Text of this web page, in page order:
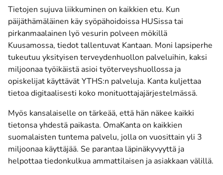
Tietojen sujuva liikkuminen on kaikkien etu. Kun
päijäthämäläinen käy syöpähoidoissa HUSissa tai
pirkanmaalainen lyö vesurin polveen mökillä
Kuusamossa, tiedot tallentuvat Kantaan. Moni lapsiperhe
tukeutuu yksityisen terveydenhuollon palveluihin, kaksi
miljoonaa työikäistä asioi työterveyshuollossa ja
opiskelijat käyttävät YTHS:n palveluja. Kanta kuljettaa
tietoa digitaalisesti koko monituottajajärjestelmässä.
Myös kansalaiselle on tärkeää, että hän näkee kaikki
tietonsa yhdestä paikasta. OmaKanta on kaikkien
suomalaisten tuntema palvelu, jolla on vuosittain yli 3
miljoonaa käyttäjää. Se parantaa läpinäkyvyyttä ja
helpottaa tiedonkulkua ammattilaisen ja asiakkaan välillä.